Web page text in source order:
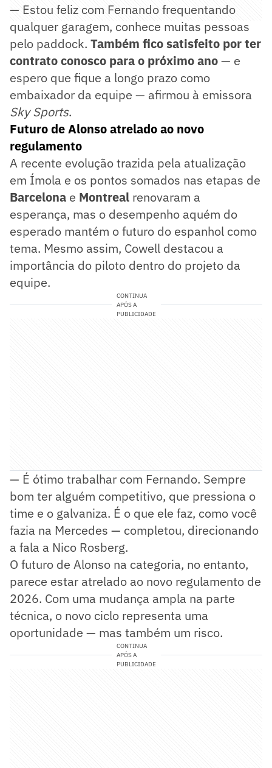
— Estou feliz com Fernando frequentando
qualquer garagem, conhece muitas pessoas
pelo paddock. Também fico satisfeito por ter
contrato conosco para o próximo ano— e
espero que fique a longo prazo como
embaixador da equipe — afirmou à emissora
Sky Sports.
Futuro de Alonso atrelado ao novo
regulamento
A recente evolução trazida pela atualização
em Ímola e os pontos somados nas etapas de
Barcelona e Montreal renovaram a
esperança, mas o desempenho aquém do
esperado mantém o futuro do espanhol como
tema. Mesmo assim, Cowell destacou a
importância do piloto dentro do projeto da
equipe.
CONTINUA
APÓS A
PUBLICIDADE
— É ótimo trabalhar com Fernando. Sempre
bom ter alguém competitivo, que pressiona o
time e o galvaniza. É o que ele faz, como você
fazia na Mercedes — completou, direcionando
a fala a Nico Rosberg.
O futuro de Alonso na categoria, no entanto,
parece estar atrelado ao novo regulamento de
2026. Com uma mudança ampla na parte
técnica, o novo ciclo representa uma
oportunidade — mas também um risco.
CONTINUA
APÓS A
PUBLICIDADE